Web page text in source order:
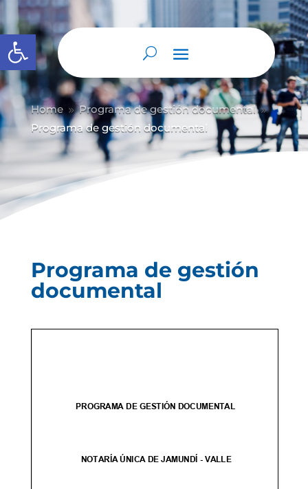
Abrir barra de herramientas
Home 9 Programa de gestión documental 9
Programa de gestión documental
Programa de gestión
documental